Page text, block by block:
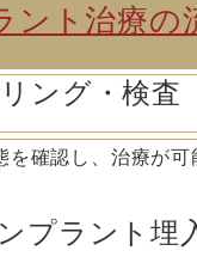
ント治療の
ング・検査
を確認し、治療が可
プラント埋